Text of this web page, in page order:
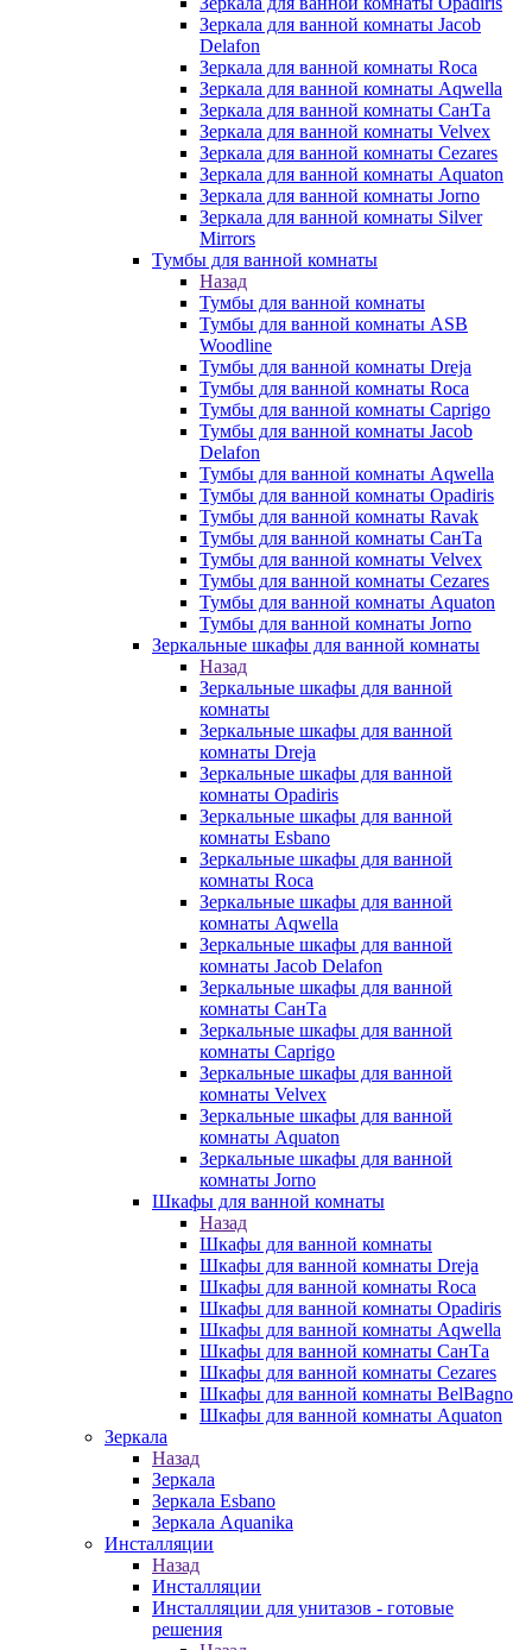
Зеркала для ванной комнаты Jacob
Delafon
Зеркала для ванной комнаты Roca
Зеркала для ванной комнаты Aqwella
Зеркала для ванной комнаты СанТа
Зеркала для ванной комнаты Velvex
Зеркала для ванной комнаты Cezares
Зеркала для ванной комнаты Aquaton
Зеркала для ванной комнаты Jorno
Зеркала для ванной комнаты Silver
Mirrors
Тумбы для ванной комнаты
Назад
Тумбы для ванной комнаты
Тумбы для ванной комнаты ASB
Woodline
Тумбы для ванной комнаты Dreja
Тумбы для ванной комнаты Roca
Тумбы для ванной комнаты Caprigo
Тумбы для ванной комнаты Jacob
Delafon
Тумбы для ванной комнаты Aqwella
Тумбы для ванной комнаты Opadiris
Тумбы для ванной комнаты Ravak
Тумбы для ванной комнаты СанТа
Тумбы для ванной комнаты Velvex
Тумбы для ванной комнаты Cezares
Тумбы для ванной комнаты Aquaton
Тумбы для ванной комнаты Jorno
Зеркальные шкафы для ванной комнаты
Назад
Зеркальные шкафы для ванной
комнаты
Зеркальные шкафы для ванной
комнаты Dreja
Зеркальные шкафы для ванной
комнаты Opadiris
Зеркальные шкафы для ванной
комнаты Esbano
Зеркальные шкафы для ванной
комнаты Roca
Зеркальные шкафы для ванной
комнаты Aqwella
Зеркальные шкафы для ванной
комнаты Jacob Delafon
Зеркальные шкафы для ванной
комнаты СанТа
Зеркальные шкафы для ванной
комнаты Caprigo
Зеркальные шкафы для ванной
комнаты Velvex
Зеркальные шкафы для ванной
комнаты Aquaton
Зеркальные шкафы для ванной
комнаты Jorno
Шкафы для ванной комнаты
Назад
Шкафы для ванной комнаты
Шкафы для ванной комнаты Dreja
Шкафы для ванной комнаты Roca
Шкафы для ванной комнаты Opadiris
Шкафы для ванной комнаты Aqwella
Шкафы для ванной комнаты СанТа
Шкафы для ванной комнаты Cezares
Шкафы для ванной комнаты BelBagno
Шкафы для ванной комнаты Aquaton
Зеркала
Назад
Зеркала
Зеркала Esbano
Зеркала Aquanika
Инсталляции
Назад
Инсталляции
Инсталляции для унитазов - готовые
решения